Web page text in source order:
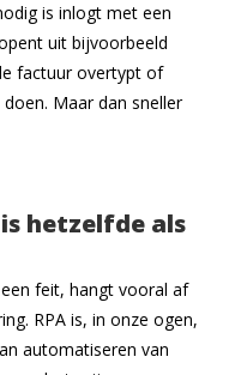
is inlogt met een
uit bijvoorbeeld
factuur overtypt of
Maar dan sneller
hetzelfde als
feit, hangt vooral af
RPA is, in onze ogen,
automatiseren van